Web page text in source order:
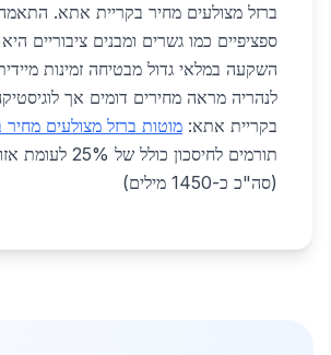
ברזל מצולעים מחיר בקריית אתא.
ספציפיים כמו גשרים ומבנים ציבוריים
השקעה במלאי גדול מבטיחה זמינות
לנהריה מראה מחירים דומים אך
בקריית אתא: מוטות ברזל מצולעים מחיר
תורמים לחיסכון כולל
(סה"כ כ-1450 מילים)